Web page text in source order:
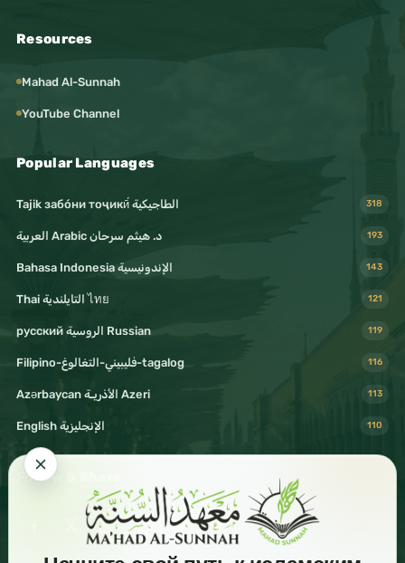
Resources
Mahad Al-Sunnah
YouTube Channel
Popular Languages
Tajik забо́ни тоҷикӣ́ الطاجيكية 318
د. هيثم سرحان Arabic العربية 193
Bahasa Indonesia الإندونيسية 143
Thai التايلندية ไทย 121
русский الروسية Russian 119
Filipino-فليبيني-التغالوغ-tagalog 116
Azərbaycan الأذريـة Azeri 113
English الإنجليزية 110
Follow & Share